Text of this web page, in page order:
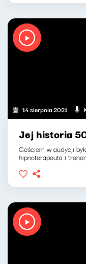
14 sierpnia 2021
Jej historia
Gościem w audycji
hipnoterapeuta i